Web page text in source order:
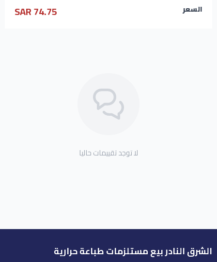
السعر 74.75 SAR
لا توجد تقييمات حاليا
الشرق النادر بيع مستلزمات طباعة حرارية